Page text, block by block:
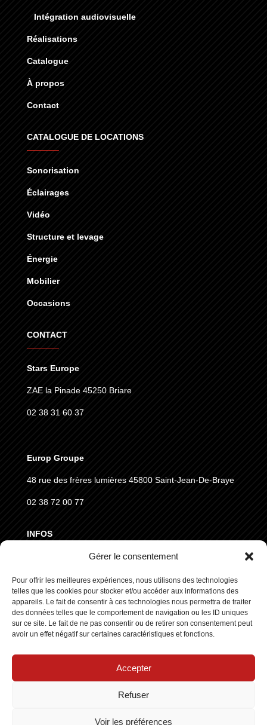
Gérer le consentement
Pour offrir les meilleures expériences, nous utilisons des technologies
telles que les cookies pour stocker et/ou accéder aux informations des
appareils. Le fait de consentir à ces technologies nous permettra de traiter
des données telles que le comportement de navigation ou les ID uniques
sur ce site. Le fait de ne pas consentir ou de retirer son consentement peut
avoir un effet négatif sur certaines caractéristiques et fonctions.
Accepter
Refuser
Voir les préférences
Intégration audiovisuelle
Réalisations
Catalogue
À propos
Contact
CATALOGUE DE LOCATIONS
Sonorisation
Éclairages
Vidéo
Structure et levage
Énergie
Mobilier
Occasions
CONTACT
Stars Europe
ZAE la Pinade 45250 Briare
02 38 31 60 37
Europ Groupe
48 rue des frères lumières 45800 Saint-Jean-De-Braye
02 38 72 00 77
INFOS
CGVD
RGPD
SUIVEZ NOUS